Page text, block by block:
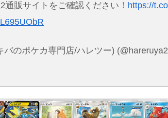
通販サイトをご確認ください！ https://
のポケカ専門店/ハレツー)